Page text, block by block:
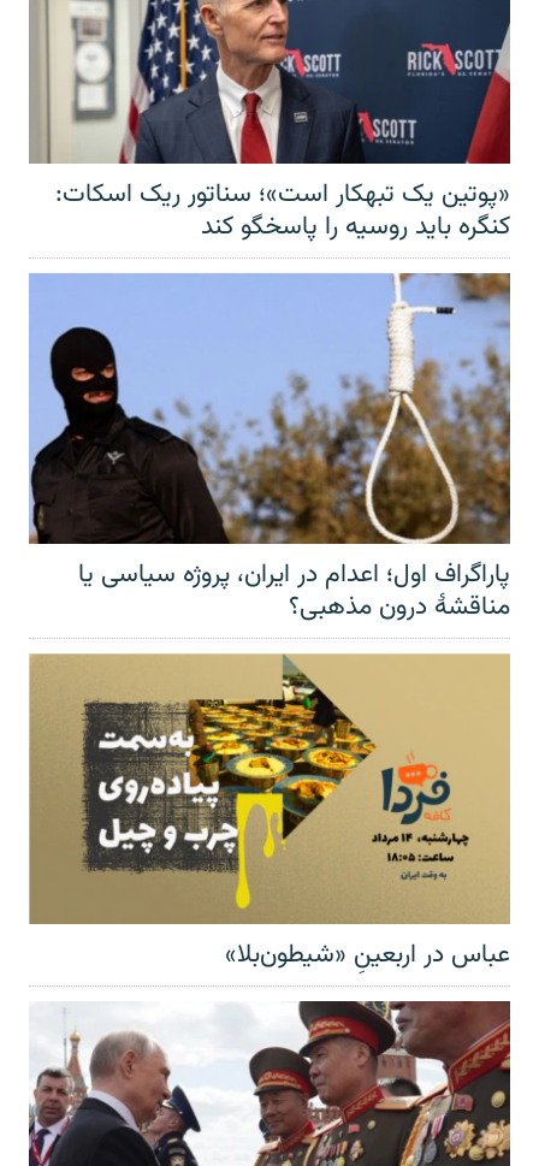
«پوتین یک تبهکار است»؛ سناتور ریک اسکات:
کنگره باید روسیه را پاسخگو کند
پاراگراف اول؛ اعدام در ایران، پروژه سیاسی یا
مناقشهٔ درون مذهبی؟
عباس در اربعینِ «شیطون‌بلا»